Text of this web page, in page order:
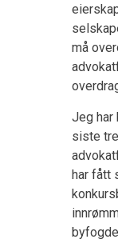
må
Jeg har
siste
har fått